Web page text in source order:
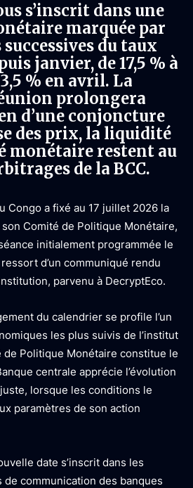
s’inscrit dans une
marquée par
successives du taux
janvier, de 17,5 % à
% en avril. La
prolongera
d’une conjoncture
des prix, la liquidité
monétaire restent au
de la BCC.
Congo a fixé au 17 juillet 2026 la
Comité de Politique Monétaire,
initialement programmée le
d’un communiqué rendu
parvenu à DecryptEco.
du calendrier se profile l’un
les plus suivis de l’institut
de Politique Monétaire constitue le
centrale apprécie l’évolution
lorsque les conditions le
paramètres de son action
date s’inscrit dans les
communication des banques